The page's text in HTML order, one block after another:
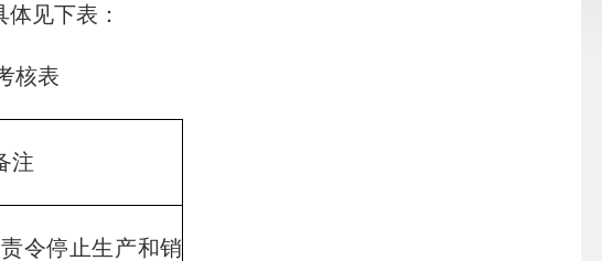
见下表：
核表
注
停止生产和销